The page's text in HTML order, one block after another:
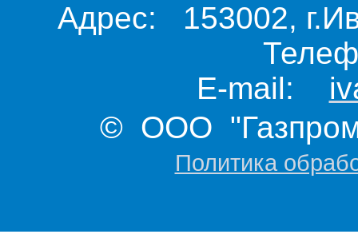
Адрес: 153002,
E-mail:
© ООО "Газпром
Политика